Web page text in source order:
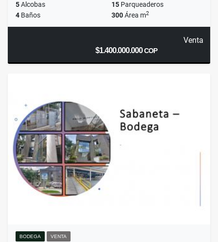
5Alcobas 15 Parqueaderos
4 Baños 300Área m2
Venta
$1.400.000.000COP
BODEGA VENTA